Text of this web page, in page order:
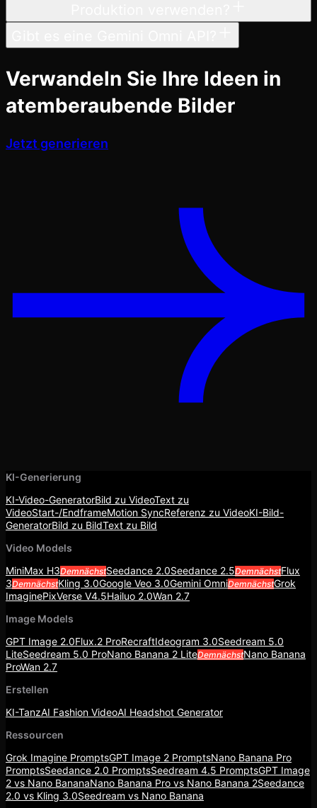
Verwandeln Sie Ihre Ideen in
atemberaubende Bilder
Jetzt generieren
KI-Generierung
KI-Video-GeneratorBild zu VideoText zu
VideoStart-/EndframeMotion SyncReferenz zu VideoKI-Bild-
GeneratorBild zu BildText zu Bild
Video Models
MiniMax H3DemnächstSeedance 2.0Seedance 2.5DemnächstFlux
3DemnächstKling 3.0Google Veo 3.0Gemini OmniDemnächstGrok
ImaginePixVerse V4.5Hailuo 2.0Wan 2.7
Image Models
GPT Image 2.0Flux.2 ProRecraftIdeogram 3.0Seedream 5.0
LiteSeedream 5.0 ProNano Banana 2 LiteDemnächstNano Banana
ProWan 2.7
Erstellen
KI-TanzAI Fashion VideoAI Headshot Generator
Ressourcen
Grok Imagine PromptsGPT Image 2 PromptsNano Banana Pro
PromptsSeedance 2.0 PromptsSeedream 4.5 PromptsGPT Image
2 vs Nano BananaNano Banana Pro vs Nano Banana 2Seedance
2.0 vs Kling 3.0Seedream vs Nano Banana